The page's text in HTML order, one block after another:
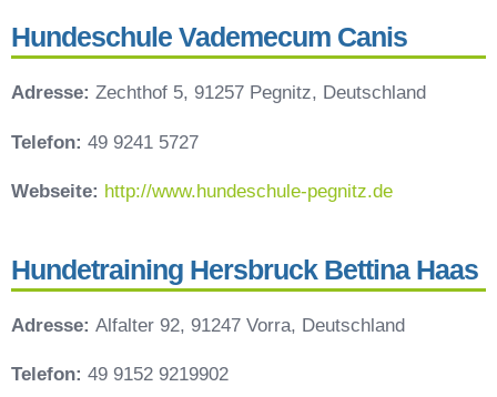
Hundeschule Vademecum Canis
Adresse: Zechthof 5, 91257 Pegnitz, Deutschland
Telefon: 49 9241 5727
Webseite: http://www.hundeschule-pegnitz.de
Hundetraining Hersbruck Bettina Haas
Adresse: Alfalter 92, 91247 Vorra, Deutschland
Telefon: 49 9152 9219902